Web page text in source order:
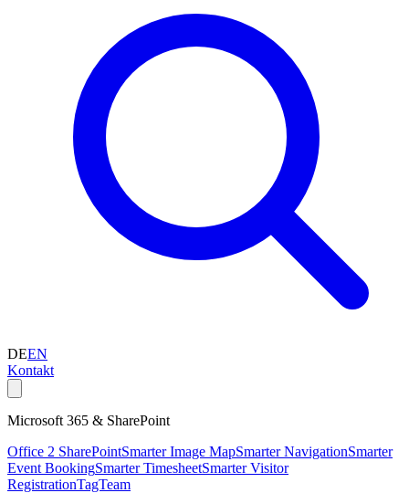
DEEN
Kontakt
Microsoft 365 & SharePoint
Office 2 SharePointSmarter Image MapSmarter NavigationSmarter
Event BookingSmarter TimesheetSmarter Visitor
RegistrationTagTeam